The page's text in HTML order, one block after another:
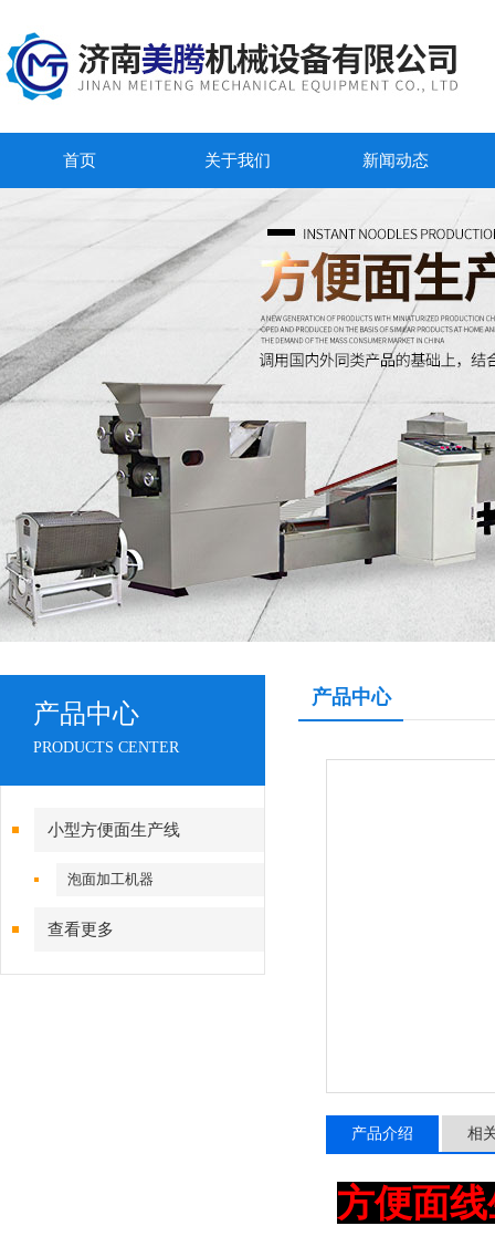
首页 关于我们 新闻动态
产品中心
PRODUCTS CENTER
小型方便面生产线
泡面加工机器
查看更多
产品中心
产品介绍 相
方便面